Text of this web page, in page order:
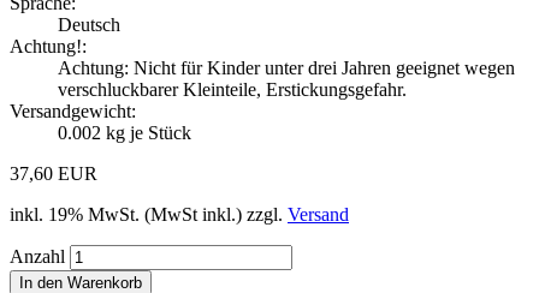
Deutsch
Achtung!:
Achtung: Nicht für Kinder unter drei Jahren geeignet wegen
verschluckbarer Kleinteile, Erstickungsgefahr.
Versandgewicht:
0.002 kg je Stück
37,60 EUR
inkl. 19% MwSt. (MwSt inkl.) zzgl. Versand
Anzahl